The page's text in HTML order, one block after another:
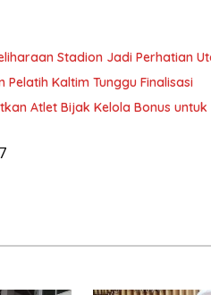
Stadion Jadi Perhatian
Pelatih Kaltim Tunggu Finalisasi
Atlet Bijak Kelola Bonus untuk